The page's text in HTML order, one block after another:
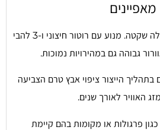
מאפיינים
✓ מאוורר בעיצוב נקי ופעולה שקטה. מנוע עם רוטור חיצוני ו-3 להבי
גבוהה גם במהירויות נמוכות.
הייצור ציפוי אבץ טרם הצביעה
לאורך שנים.
פרגולות או מקומות בהם קיימת